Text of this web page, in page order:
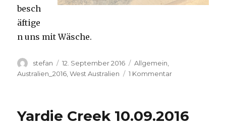
besch
äftige
n uns mit Wäsche.
Autor
stefan
Veröffentlicht
am
12. September 2016 Kategorien
Allgemein
Australien_2016 ,West Australien 1 Kommentarzu
Yardie Creek 10.09.2016